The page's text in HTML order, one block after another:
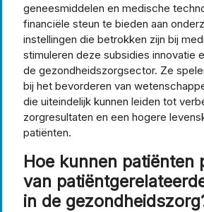
geneesmiddelen en medische
financiële steun te bieden aan
instellingen die betrokken zijn bij
stimuleren deze subsidies innovatie
de gezondheidszorgsector. Ze
bij het bevorderen van
die uiteindelijk kunnen leiden tot
zorgresultaten en een hogere
patiënten.
Hoe kunnen patiënten
van
in de